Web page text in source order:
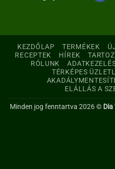
KEZDŐLAP TERMÉKEK
RECEPTEK
HÍREK
RÓLUNK
TÉRKÉPES
ELÁLLÁS A
Minden jog fenntartva 2026 ©